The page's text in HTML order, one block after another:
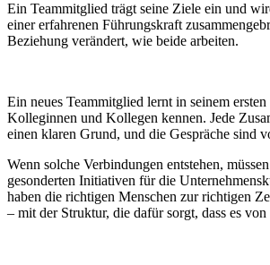
Ein Teammitglied trägt seine Ziele ein und
einer erfahrenen Führungskraft
Beziehung verändert, wie beide arbeiten.
Ein neues Teammitglied lernt in seinem
Kolleginnen und Kollegen kennen. Jede
einen klaren Grund, und die Gespräche sind
Wenn solche Verbindungen entstehen,
gesonderten Initiativen für die
haben die richtigen Menschen zur richtigen
– mit der Struktur, die dafür sorgt, dass es von